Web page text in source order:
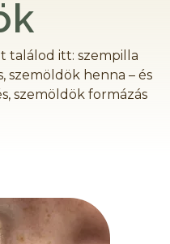
találod itt: szempilla
szemöldök henna – és
szemöldök formázás